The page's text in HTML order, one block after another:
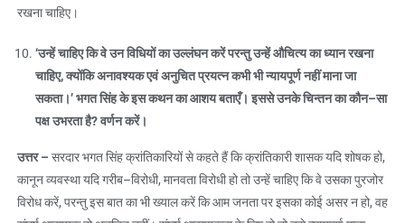
रखना चाहिए।
‘उन्हें चाहिए कि वे उन विधियों का उल्लंघन करें परन्तु उन्हें औचित्य का ध्यान रखना
चाहिए,क्योंकि अनावश्यक एवं अनुचित प्रयत्न कभी भी न्यायपूर्ण नहीं माना जा
सकता।’ भगत सिंह के इस कथन का आशय बताएँ। इससे उनके चिन्तन का कौन–सा
पक्ष उभरता है?वर्णन करें।
उत्तर – सरदार भगत सिंह क्रांतिकारियों से कहते हैं कि क्रांतिकारी शासक यदि शोषक हो,
कानून व्यवस्था यदि गरीब–विरोधी, मानवता विरोधी हो तो उन्हें चाहिए कि वे उसका पुरजोर
विरोध करें, परन्तु इस बात का भी ख्याल करें कि आम जनता पर इसका कोई असर न हो, वह